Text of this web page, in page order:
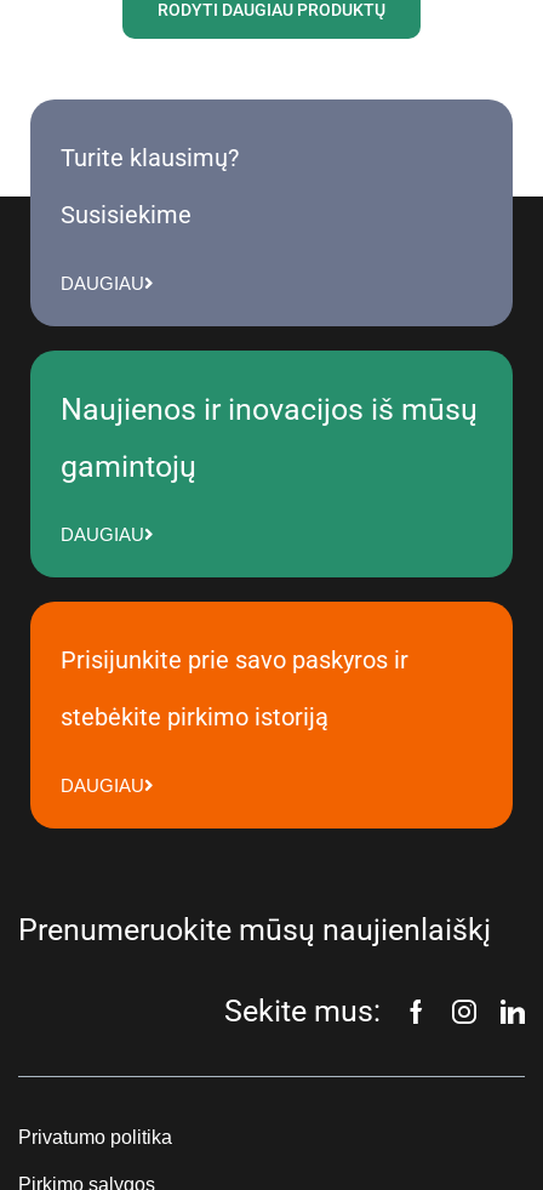
RODYTI DAUGIAU PRODUKTŲ
Turite klausimų?
Susisiekime
DAUGIAU
Naujienos ir inovacijos iš mūsų
gamintojų
DAUGIAU
Prisijunkite prie savo paskyros ir
stebėkite pirkimo istoriją
DAUGIAU
Prenumeruokite mūsų naujienlaiškį
Sekite mus:
Privatumo politika
Pirkimo sąlygos